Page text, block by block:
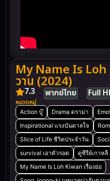
My Name Is
วาน (2024)
7.3 พากย์ไทย Full
หมวดหมู่
Action บู๊ Drama ดราม่า
Inspirational แรงบันดาลใจ
Slice of Life ชีวิตประจำวัน
survival เอาตัวรอด
ดูซีรีย์เกาหลี
My Name Is Loh Kiwan เรื่องย่อ